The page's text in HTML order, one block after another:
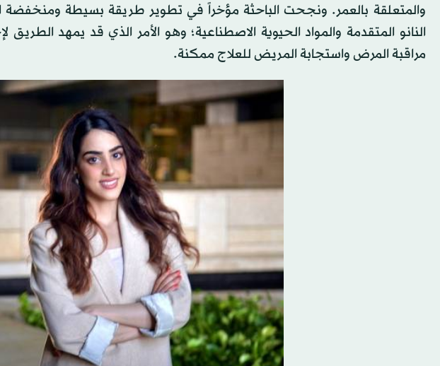
والمتعلقة بالعمر. ونجحت الباحثة مؤخراً في تطوير طريقة بسيطة
النانو المتقدمة والمواد الحيوية الاصطناعية؛ وهو الأمر الذي قد يمهد
مراقبة المرض واستجابة المريض للعلاج ممكنة.